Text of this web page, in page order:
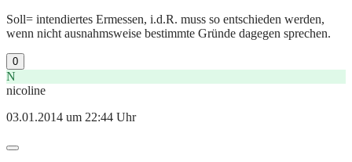
Soll= intendiertes Ermessen, i.d.R. muss so entschieden werden,
wenn nicht ausnahmsweise bestimmte Gründe dagegen sprechen.
0
N
nicoline
03.01.2014 um 22:44 Uhr